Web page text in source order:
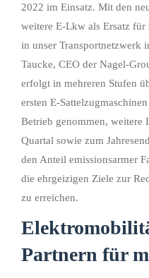
2022 im Einsatz. Mit den
weitere E-Lkw als Ersatz
in unser Transportnetzwerk
Taucke, CEO der Nagel-
erfolgt in mehreren Stufen
ersten E-
Betrieb genommen, weitere
Quartal sowie zum
den Anteil emissionsarmer
die ehrgeizigen Ziele zur
zu erreichen.
Partnern für